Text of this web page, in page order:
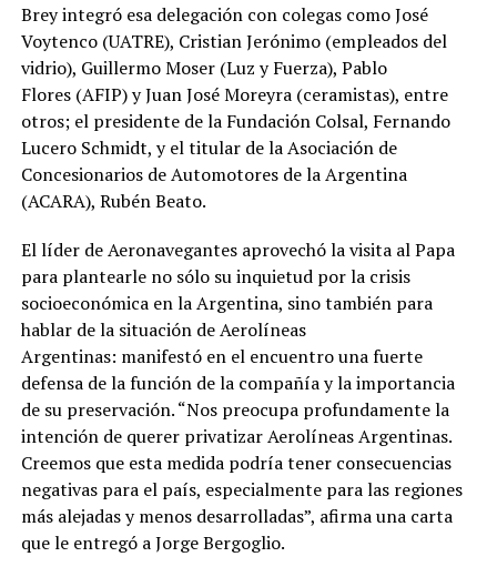
Brey integró esa delegación con colegas como José
Voytenco (UATRE), Cristian Jerónimo (empleados del
vidrio), Guillermo Moser (Luz y Fuerza), Pablo
Flores (AFIP) y Juan José Moreyra (ceramistas), entre
otros; el presidente de la Fundación Colsal, Fernando
Lucero Schmidt, y el titular de la Asociación de
Concesionarios de Automotores de la Argentina
(ACARA), Rubén Beato.
El líder de Aeronavegantes aprovechó la visita al Papa
para plantearle no sólo su inquietud por la crisis
socioeconómica en la Argentina, sino también para
hablar de la situación de Aerolíneas
Argentinas: manifestó en el encuentro una fuerte
defensa de la función de la compañía y la importancia
de su preservación. “Nos preocupa profundamente la
intención de querer privatizar Aerolíneas Argentinas.
Creemos que esta medida podría tener consecuencias
negativas para el país, especialmente para las regiones
más alejadas y menos desarrolladas”, afirma una carta
que le entregó a Jorge Bergoglio.